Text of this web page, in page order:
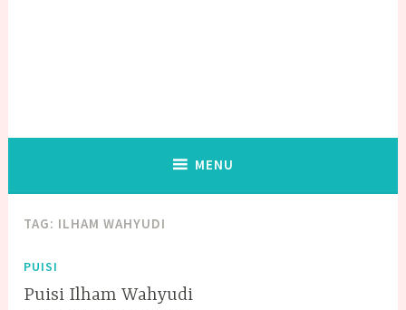
MENU
TAG: ILHAM WAHYUDI
PUISI
Puisi Ilham Wahyudi